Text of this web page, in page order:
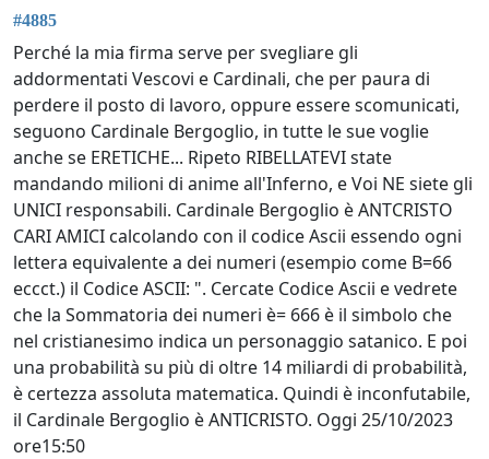
#4885
Perché la mia firma serve per svegliare gli
addormentati Vescovi e Cardinali, che per paura di
perdere il posto di lavoro, oppure essere scomunicati,
seguono Cardinale Bergoglio, in tutte le sue voglie
anche se ERETICHE... Ripeto RIBELLATEVI state
mandando milioni di anime all'Inferno, e Voi NE siete gli
UNICI responsabili. Cardinale Bergoglio è ANTCRISTO
CARI AMICI calcolando con il codice Ascii essendo ogni
lettera equivalente a dei numeri (esempio come B=66
eccct.) il Codice ASCII: ". Cercate Codice Ascii e vedrete
che la Sommatoria dei numeri è= 666 è il simbolo che
nel cristianesimo indica un personaggio satanico. E poi
una probabilità su più di oltre 14 miliardi di probabilità,
è certezza assoluta matematica. Quindi è inconfutabile,
il Cardinale Bergoglio è ANTICRISTO. Oggi 25/10/2023
ore15:50